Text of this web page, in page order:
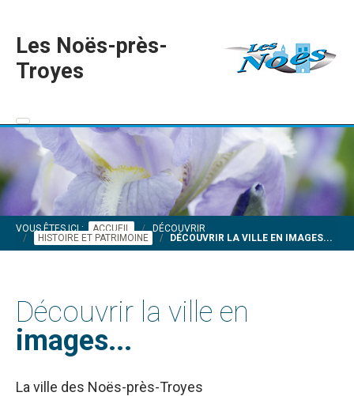
Les Noës-près-
Troyes
VOUS ÊTES ICI : ACCUEIL
DÉCOUVRIR
HISTOIRE ET PATRIMOINE
DÉCOUVRIR LA VILLE EN IMAGES...
Découvrir la ville en
images...
La ville des Noës-près-Troyes